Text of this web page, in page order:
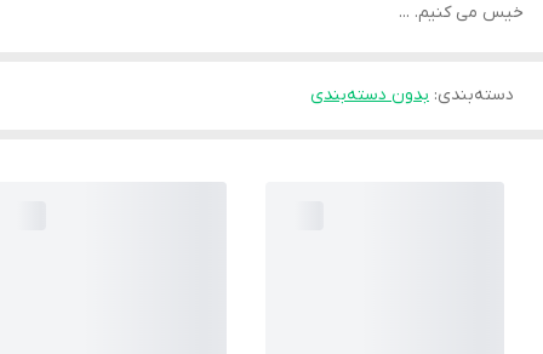
خیس می کنیم. ...
دسته‌بندی: بدون دسته‌بندی